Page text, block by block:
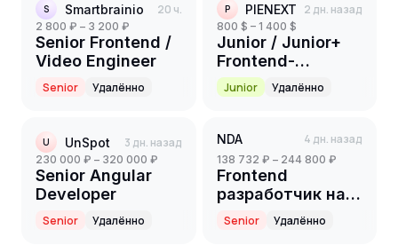
S Smartbrainio 20 ч.
2 800 ₽ – 3 200 ₽
Senior Frontend /
Video Engineer
Senior Удалённо
P PIENEXT 2 дн. назад
800 $ – 1 400 $
Junior / Junior+
Frontend-
разработчик
(Angular)
Junior Удалённо
U UnSpot 3 дн. назад
230 000 ₽ – 320 000 ₽
Senior Angular
Developer
Senior Удалённо
NDA 4 дн. назад
138 732 ₽ – 244 800 ₽
Frontend
разработчик на
партнерский
проект(финтех)
Senior Удалённо